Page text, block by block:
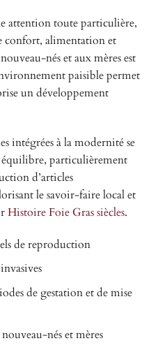
attention toute particulière,
confort, alimentation et
nés et aux mères est
paisible permet
un développement
intégrées à la modernité se
particulièrement
d’articles
le savoir-faire local et
Histoire Foie Gras siècles.
de reproduction
de gestation et de mise
nés et mères